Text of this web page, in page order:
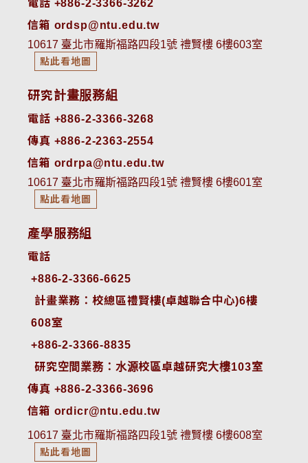
電話 +886-2-3366-3262
信箱 ordsp@ntu.edu.tw
10617 臺北市羅斯福路四段1號 禮賢樓 6樓603室
點此看地圖
研究計畫服務組
電話 +886-2-3366-3268
傳真 +886-2-2363-2554
信箱 ordrpa@ntu.edu.tw
10617 臺北市羅斯福路四段1號 禮賢樓 6樓601室
點此看地圖
產學服務組
電話
+886-2-3366-6625
計畫業務：校總區禮賢樓(卓越聯合中心)6樓
608室
+886-2-3366-8835
研究空間業務：水源校區卓越研究大樓103室
傳真 +886-2-3366-3696
信箱 ordicr@ntu.edu.tw
10617 臺北市羅斯福路四段1號 禮賢樓 6樓608室
點此看地圖